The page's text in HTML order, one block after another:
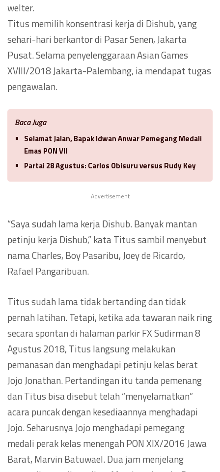
welter.
Titus memilih konsentrasi kerja di Dishub, yang
sehari-hari berkantor di Pasar Senen, Jakarta
Pusat. Selama penyelenggaraan Asian Games
XVIII/2018 Jakarta-Palembang, ia mendapat tugas
pengawalan.
Baca Juga
Selamat Jalan, Bapak Idwan Anwar Pemegang Medali
Emas PON VII
Partai 28 Agustus: Carlos Obisuru versus Rudy Key
Advertisement
“Saya sudah lama kerja Dishub. Banyak mantan
petinju kerja Dishub,” kata Titus sambil menyebut
nama Charles, Boy Pasaribu, Joey de Ricardo,
Rafael Pangaribuan.
Titus sudah lama tidak bertanding dan tidak
pernah latihan. Tetapi, ketika ada tawaran naik ring
secara spontan di halaman parkir FX Sudirman 8
Agustus 2018, Titus langsung melakukan
pemanasan dan menghadapi petinju kelas berat
Jojo Jonathan. Pertandingan itu tanda pemenang
dan Titus bisa disebut telah “menyelamatkan”
acara puncak dengan kesediaannya menghadapi
Jojo. Seharusnya Jojo menghadapi pemegang
medali perak kelas menengah PON XIX/2016 Jawa
Barat, Marvin Batuwael. Dua jam menjelang